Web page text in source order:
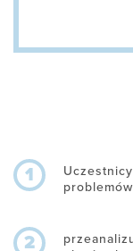
1
2